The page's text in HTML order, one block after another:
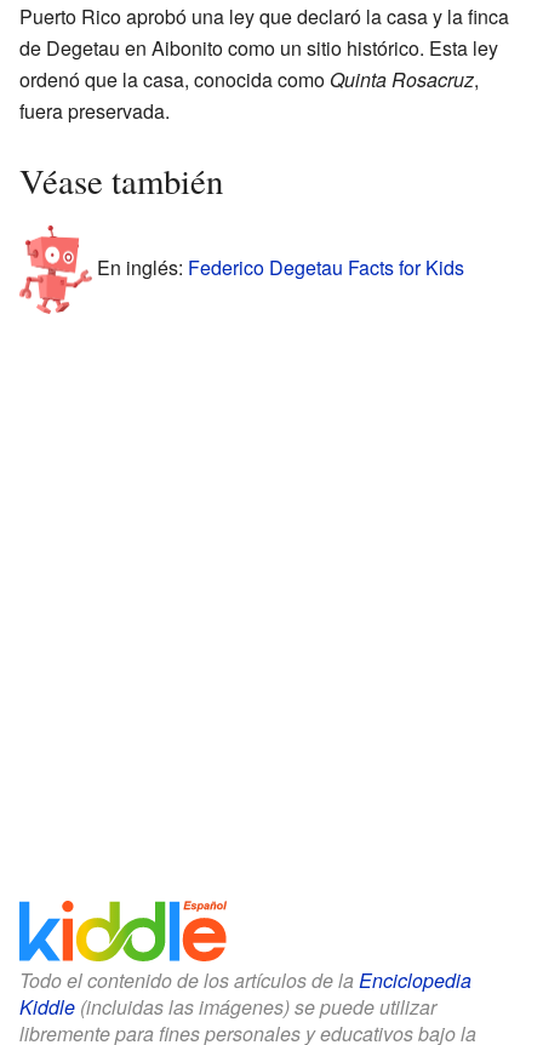
Puerto Rico aprobó una ley que declaró la casa y la finca
de Degetau en Aibonito como un sitio histórico. Esta ley
ordenó que la casa, conocida como Quinta Rosacruz,
fuera preservada.
Véase también
En inglés: Federico Degetau Facts for Kids
Todo el contenido de los artículos de la Enciclopedia
Kiddle (incluidas las imágenes) se puede utilizar
libremente para fines personales y educativos bajo la